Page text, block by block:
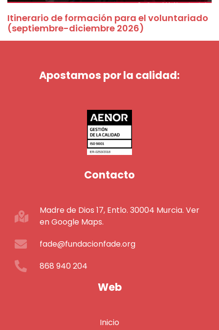
Itinerario de formación para el voluntariado
(septiembre-diciembre 2026)
Apostamos por la calidad:
Contacto
Madre de Dios 17, Entlo. 30004 Murcia. Ver
en Google Maps.
fade@fundacionfade.org
868 940 204
Web
Inicio